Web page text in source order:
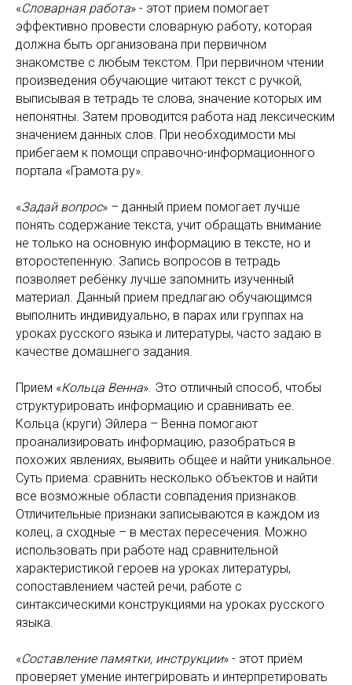
«Словарная работа» - этот прием помогает
эффективно провести словарную работу, которая
должна быть организована при первичном
знакомстве с любым текстом. При первичном чтении
произведения обучающие читают текст с ручкой,
выписывая в тетрадь те слова, значение которых им
непонятны. Затем проводится работа над лексическим
значением данных слов. При необходимости мы
прибегаем к помощи справочно-информационного
портала «Грамота.ру».
«Задай вопрос» – данный прием помогает лучше
понять содержание текста, учит обращать внимание
не только на основную информацию в тексте, но и
второстепенную. Запись вопросов в тетрадь
позволяет ребёнку лучше запомнить изученный
материал. Данный прием предлагаю обучающимся
выполнить индивидуально, в парах или группах на
уроках русского языка и литературы, часто задаю в
качестве домашнего задания.
Прием «Кольца Венна». Это отличный способ, чтобы
структурировать информацию и сравнивать ее.
Кольца (круги) Эйлера – Венна помогают
проанализировать информацию, разобраться в
похожих явлениях, выявить общее и найти уникальное.
Суть приема: сравнить несколько объектов и найти
все возможные области совпадения признаков.
Отличительные признаки записываются в каждом из
колец, а сходные – в местах пересечения. Можно
использовать при работе над сравнительной
характеристикой героев на уроках литературы,
сопоставлением частей речи, работе с
синтаксическими конструкциями на уроках русского
языка.
«Составление памятки, инструкции» - этот приём
проверяет умение интегрировать и интерпретировать